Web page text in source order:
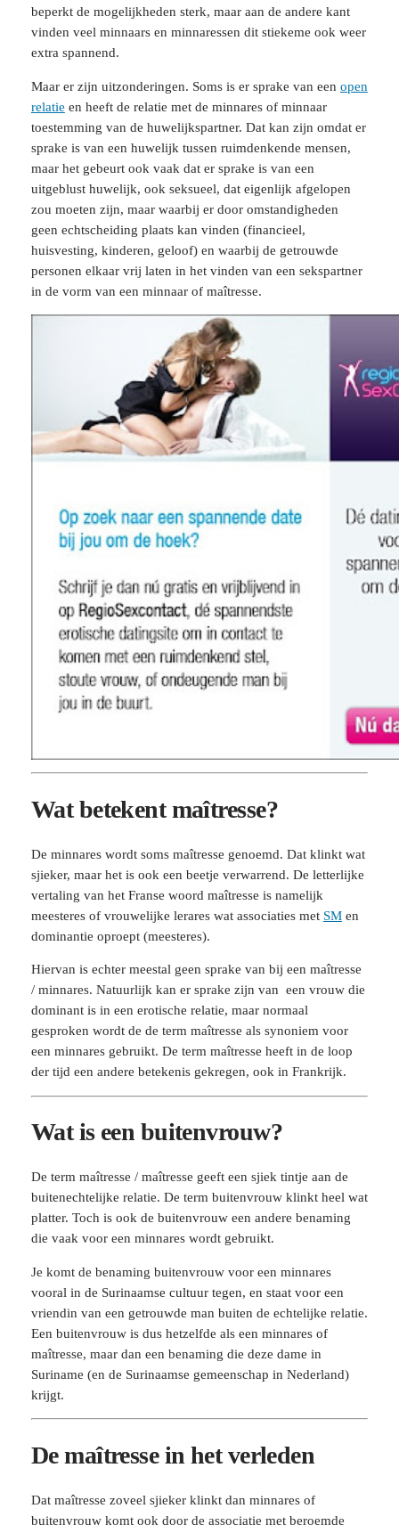
beperkt de mogelijkheden sterk, maar aan de andere kant
vinden veel minnaars en minnaressen dit stiekeme ook weer
extra spannend.
Maar er zijn uitzonderingen. Soms is er sprake van een open
relatie en heeft de relatie met de minnares of minnaar
toestemming van de huwelijkspartner. Dat kan zijn omdat er
sprake is van een huwelijk tussen ruimdenkende mensen,
maar het gebeurt ook vaak dat er sprake is van een
uitgeblust huwelijk, ook seksueel, dat eigenlijk afgelopen
zou moeten zijn, maar waarbij er door omstandigheden
geen echtscheiding plaats kan vinden (financieel,
huisvesting, kinderen, geloof) en waarbij de getrouwde
personen elkaar vrij laten in het vinden van een sekspartner
in de vorm van een minnaar of maîtresse.
Wat betekent maîtresse?
De minnares wordt soms maîtresse genoemd. Dat klinkt wat
sjieker, maar het is ook een beetje verwarrend. De letterlijke
vertaling van het Franse woord maîtresse is namelijk
meesteres of vrouwelijke lerares wat associaties met SMen
dominantie oproept (meesteres).
Hiervan is echter meestal geen sprake van bij een maîtresse
/ minnares. Natuurlijk kan er sprake zijn van een vrouw die
dominant is in een erotische relatie, maar normaal
gesproken wordt de de term maîtresse als synoniem voor
een minnares gebruikt. De term maîtresse heeft in de loop
der tijd een andere betekenis gekregen, ook in Frankrijk.
Wat is een buitenvrouw?
De term maîtresse / maîtresse geeft een sjiek tintje aan de
buitenechtelijke relatie. De term buitenvrouw klinkt heel wat
platter. Toch is ook de buitenvrouw een andere benaming
die vaak voor een minnares wordt gebruikt.
Je komt de benaming buitenvrouw voor een minnares
vooral in de Surinaamse cultuur tegen, en staat voor een
vriendin van een getrouwde man buiten de echtelijke relatie.
Een buitenvrouw is dus hetzelfde als een minnares of
maîtresse, maar dan een benaming die deze dame in
Suriname (en de Surinaamse gemeenschap in Nederland)
krijgt.
De maîtresse in het verleden
Dat maîtresse zoveel sjieker klinkt dan minnares of
buitenvrouw komt ook door de associatie met beroemde